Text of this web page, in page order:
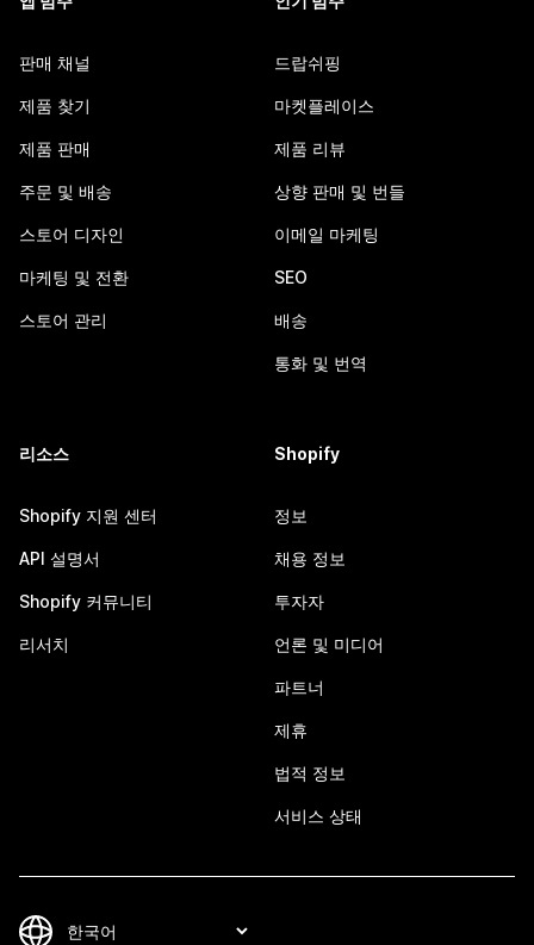
판매 채널
제품 찾기
제품 판매
주문 및 배송
스토어 디자인
마케팅 및 전환
스토어 관리
드랍쉬핑
마켓플레이스
제품 리뷰
상향 판매 및 번들
이메일 마케팅
SEO
배송
통화 및 번역
리소스
Shopify 지원 센터
API 설명서
Shopify 커뮤니티
리서치
Shopify
정보
채용 정보
투자자
언론 및 미디어
파트너
제휴
법적 정보
서비스 상태